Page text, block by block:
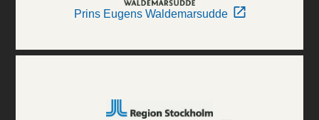
Prins Eugens Waldemarsudde